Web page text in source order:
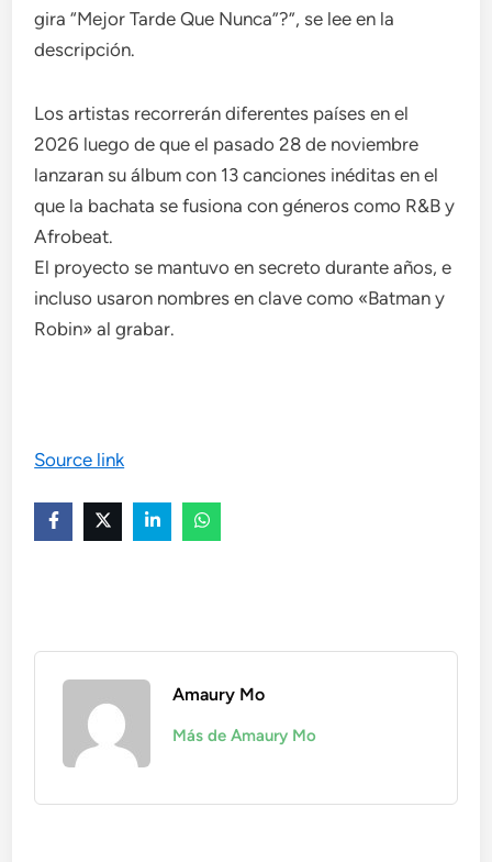
gira “Mejor Tarde Que Nunca”?”, se lee en la
descripción.
Los artistas recorrerán diferentes países en el
2026 luego de que el pasado 28 de noviembre
lanzaran su álbum con 13 canciones inéditas en el
que la bachata se fusiona con géneros como R&B y
Afrobeat.
El proyecto se mantuvo en secreto durante años, e
incluso usaron nombres en clave como «Batman y
Robin» al grabar.
Source link
Amaury Mo
Más de Amaury Mo